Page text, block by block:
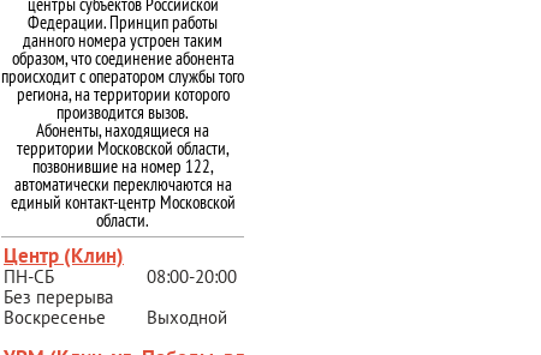
Федерации. Принцип работы
данного номера устроен таким
образом, что соединение абонента
происходит с оператором службы того
региона, на территории которого
производится вызов.
Абоненты, находящиеся на
территории Московской области,
позвонившие на номер 122,
автоматически переключаются на
единый контакт-центр Московской
области.
Центр (Клин)
ПН-СБ
08:00-20:00
Без перерыва
Воскресенье
Выходной